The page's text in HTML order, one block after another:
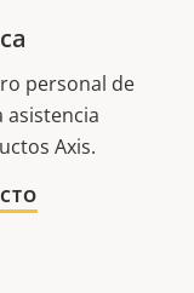
personal de
asistencia
Axis.